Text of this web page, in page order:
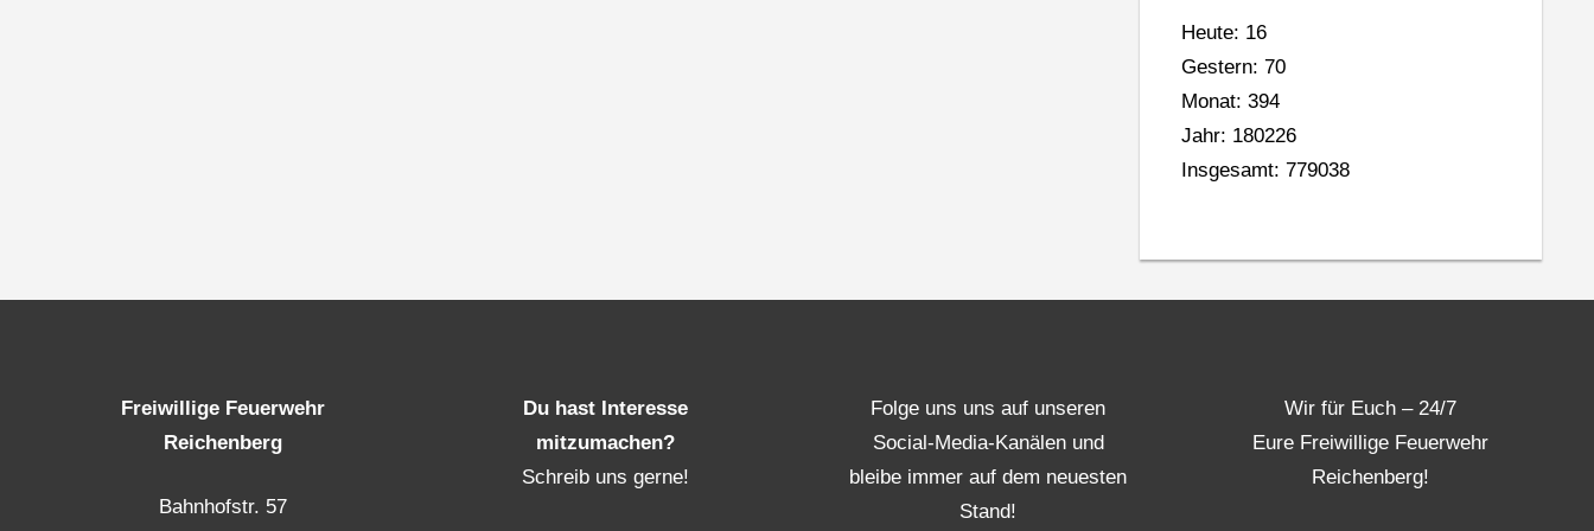
Heute: 16
Gestern: 70
Monat: 394
Jahr: 180226
Insgesamt: 779038
Freiwillige Feuerwehr
Reichenberg
Bahnhofstr. 57
Du hast Interesse
mitzumachen?
Schreib uns gerne!
Folge uns uns auf unseren
Social-Media-Kanälen und
bleibe immer auf dem neuesten
Stand!
Wir für Euch – 24/7
Eure Freiwillige Feuerwehr
Reichenberg!